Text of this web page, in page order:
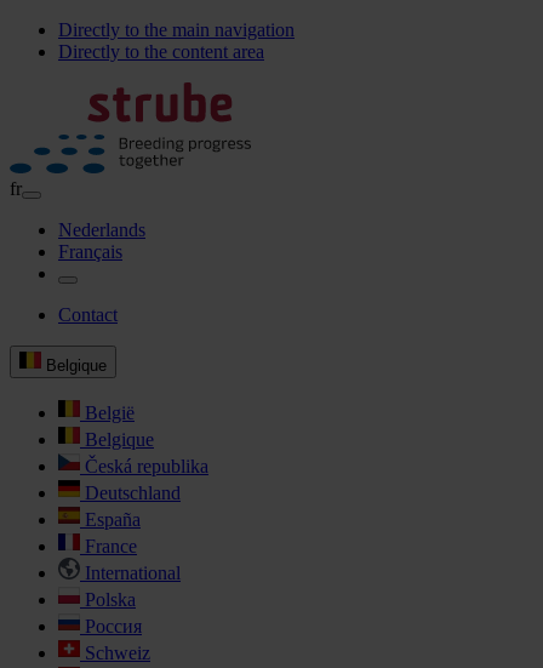
Directly to the main navigation
Directly to the content area
fr
Nederlands
Français
Contact
Belgique
België
Belgique
Česká republika
Deutschland
España
France
International
Polska
Россия
Schweiz